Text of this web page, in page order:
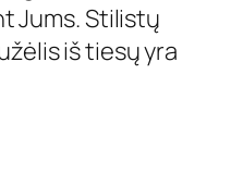
Jums. Stilistų
iš tiesų yra